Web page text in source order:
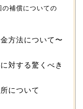
の補償についての
方法について〜
対する驚くべき
について